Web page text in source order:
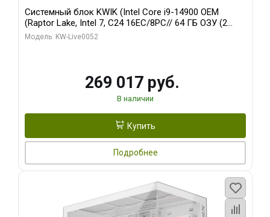
Системный блок KWIK (Intel Core i9-14900 OEM
(Raptor Lake, Intel 7, C24 16EC/8PC// 64 ГБ ОЗУ (2
модуля)/ Palit RTX5080 GAMINGPRO OC 16GB GDDR7
Модель: KW-Live0052
269 017 руб.
В наличии
Купить
Подробнее